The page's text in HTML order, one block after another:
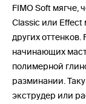
FIMO Soft мягче,
Classic или Effect
других оттенков.
начинающих
полимерной
разминании.
экструдер или